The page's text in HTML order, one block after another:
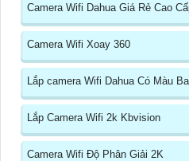
Camera Wifi Dahua Giá Rẻ Cao
Camera Wifi Xoay 360
Lắp camera Wifi Dahua Có Màu
Lắp Camera Wifi 2k Kbvision
Camera Wifi Độ Phân Giải 2K